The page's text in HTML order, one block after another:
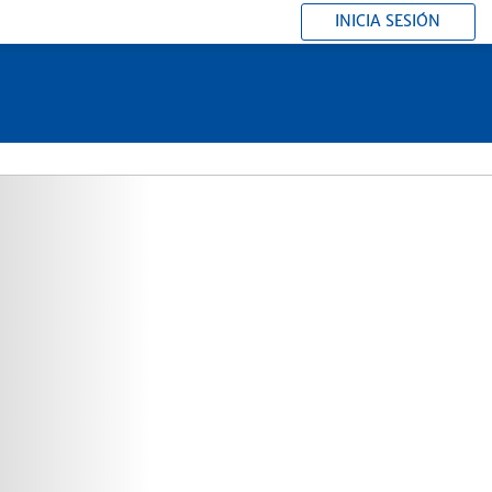
INICIA SESIÓN